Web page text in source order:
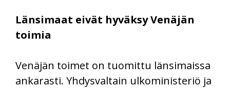
Länsimaat eivät hyväksy Venäjän
toimia
Venäjän toimet on tuomittu länsimaissa
ankarasti. Yhdysvaltain ulkoministeriö ja